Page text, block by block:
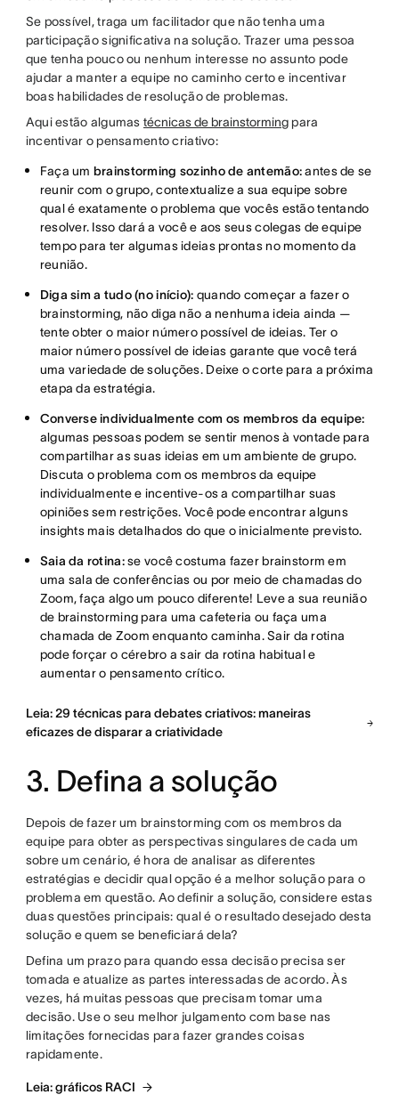
Se possível, traga um facilitador que não tenha uma
participação significativa na solução. Trazer uma pessoa
que tenha pouco ou nenhum interesse no assunto pode
ajudar a manter a equipe no caminho certo e incentivar
boas habilidades de resolução de problemas.
Aqui estão algumas técnicas de brainstorming para
incentivar o pensamento criativo:
Faça um brainstorming sozinho de antemão:antes de se
reunir com o grupo, contextualize a sua equipe sobre
qual é exatamente o problema que vocês estão tentando
resolver. Isso dará a você e aos seus colegas de equipe
tempo para ter algumas ideias prontas no momento da
reunião.
Diga sim a tudo (no início): quando começar a fazer o
brainstorming, não diga não a nenhuma ideia ainda —
tente obter o maior número possível de ideias. Ter o
maior número possível de ideias garante que você terá
uma variedade de soluções. Deixe o corte para a próxima
etapa da estratégia.
Converse individualmente com os membros da equipe:
algumas pessoas podem se sentir menos à vontade para
compartilhar as suas ideias em um ambiente de grupo.
Discuta o problema com os membros da equipe
individualmente e incentive-os a compartilhar suas
opiniões sem restrições. Você pode encontrar alguns
insights mais detalhados do que o inicialmente previsto.
Saia da rotina:se você costuma fazer brainstorm em
uma sala de conferências ou por meio de chamadas do
Zoom, faça algo um pouco diferente! Leve a sua reunião
de brainstorming para uma cafeteria ou faça uma
chamada de Zoom enquanto caminha. Sair da rotina
pode forçar o cérebro a sair da rotina habitual e
aumentar o pensamento crítico.
Leia: 29 técnicas para debates criativos: maneiras
eficazes de disparar a criatividade
3. Defina a solução
Depois de fazer um brainstorming com os membros da
equipe para obter as perspectivas singulares de cada um
sobre um cenário, é hora de analisar as diferentes
estratégias e decidir qual opção é a melhor solução para o
problema em questão. Ao definir a solução, considere estas
duas questões principais: qual é o resultado desejado desta
solução e quem se beneficiará dela?
Defina um prazo para quando essa decisão precisa ser
tomada e atualize as partes interessadas de acordo. Às
vezes, há muitas pessoas que precisam tomar uma
decisão. Use o seu melhor julgamento com base nas
limitações fornecidas para fazer grandes coisas
rapidamente.
Leia: gráficos RACI